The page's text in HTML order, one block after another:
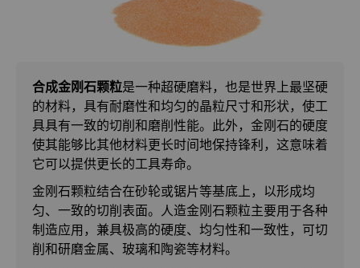
CBN微粉
合成金刚石颗粒
金刚石微粉
超优级金刚石微粉
制罐模具
冲杯模具解决方案
硬质合金棒料
合成金刚石颗粒是一种超硬磨料，也是世界上最坚硬
的材料，具有耐磨性和均匀的晶粒尺寸和形状，使工
具具有一致的切削和磨削性能。此外，金刚石的硬度
使其能够比其他材料更长时间地保持锋利，这意味着
它可以提供更长的工具寿命。
金刚石颗粒结合在砂轮或锯片等基底上，以形成均
匀、一致的切削表面。人造金刚石颗粒主要用于各种
制造应用，兼具极高的硬度、均匀性和一致性，可切
削和研磨金属、玻璃和陶瓷等材料。